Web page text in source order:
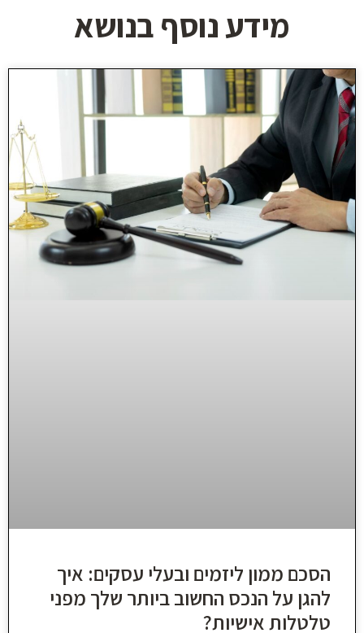
מידע נוסף בנושא
הסכם ממון ליזמים ובעלי עסקים: איך
להגן על הנכס החשוב ביותר שלך מפני
טלטלות אישיות?